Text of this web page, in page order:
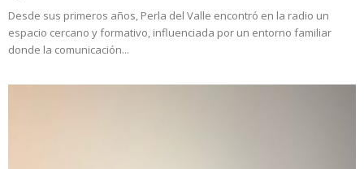
Desde sus primeros años, Perla del Valle encontró en la radio un
espacio cercano y formativo, influenciada por un entorno familiar
donde la comunicación...